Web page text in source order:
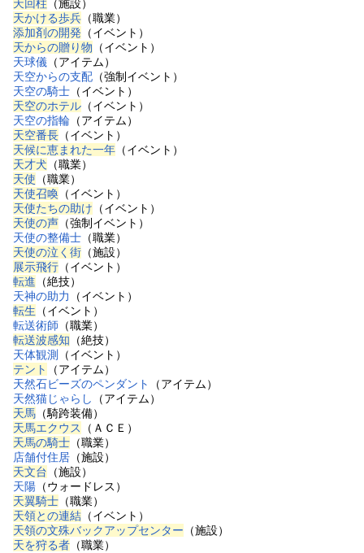
天回柱 （施設）
天かける歩兵 （職業）
添加剤の開発 （イベント）
天からの贈り物 （イベント）
天球儀 （アイテム）
天空からの支配 （強制イベント）
天空の騎士 （イベント）
天空のホテル （イベント）
天空の指輪 （アイテム）
天空番長 （イベント）
天候に恵まれた一年 （イベント）
天才犬 （職業）
天使 （職業）
天使召喚 （イベント）
天使たちの助け （イベント）
天使の声 （強制イベント）
天使の整備士 （職業）
天使の泣く街 （施設）
展示飛行 （イベント）
転進 （絶技）
天神の助力
（イベント）
転生 （イベント）
転送術師 （職業）
転送波感知 （絶技）
天体観測
（イベント）
テント
（アイテム）
天然石ビーズのペンダント
（アイテム）
天然猫じゃらし
（アイテム）
天馬 （騎跨装備）
天馬エクウス
（ＡＣＥ）
天馬の騎士 （職業）
店舗付住居 （施設）
天文台 （施設）
天陽 （ウォードレス）
天翼騎士 （職業）
天領との連結 （イベント）
天領の文殊バックアップセンター （施設）
天を狩る者 （職業）